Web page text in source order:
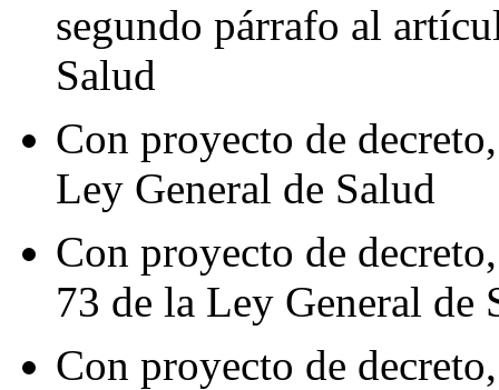
segundo párrafo al
Salud
Con proyecto de
Ley General de Salud
Con proyecto de
73 de la Ley General de
Con proyecto de